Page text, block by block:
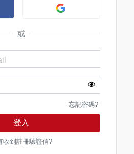
或
忘記密碼?
登入
收到註冊驗證信?